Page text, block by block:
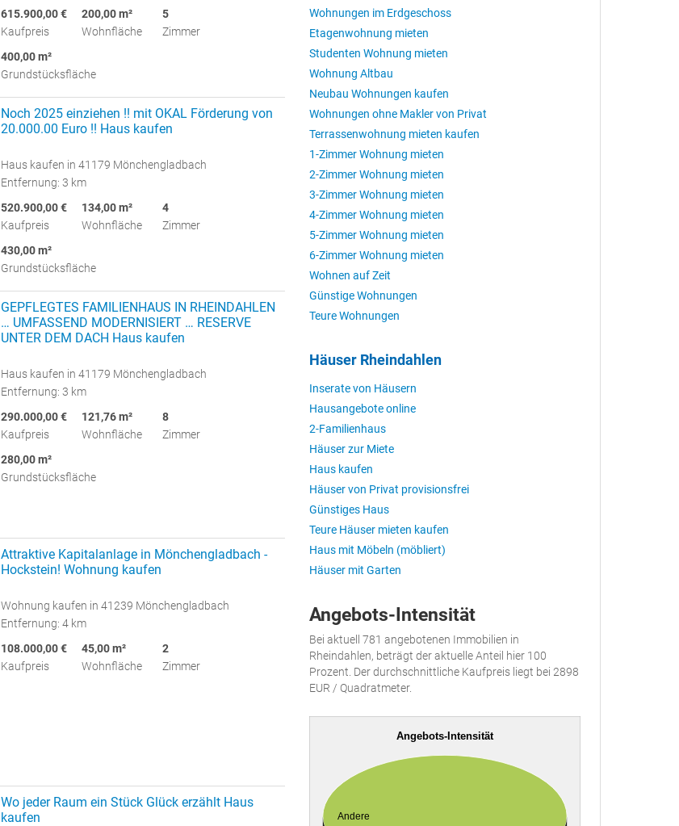
615.900,00 €
Kaufpreis
200,00 m²
Wohnfläche
5
Zimmer
400,00 m²
Grundstücksfläche
Noch 2025 einziehen !! mit OKAL Förderung von
20.000.00 Euro !! Haus kaufen
Haus kaufen in 41179 Mönchengladbach
Entfernung: 3 km
520.900,00 €
Kaufpreis
134,00 m²
Wohnfläche
4
Zimmer
430,00 m²
Grundstücksfläche
GEPFLEGTES FAMILIENHAUS IN RHEINDAHLEN
… UMFASSEND MODERNISIERT … RESERVE
UNTER DEM DACH Haus kaufen
Haus kaufen in 41179 Mönchengladbach
Entfernung: 3 km
290.000,00 €
Kaufpreis
121,76 m²
Wohnfläche
8
Zimmer
280,00 m²
Grundstücksfläche
Attraktive Kapitalanlage in Mönchengladbach -
Hockstein! Wohnung kaufen
Wohnung kaufen in 41239 Mönchengladbach
Entfernung: 4 km
108.000,00 €
Kaufpreis
45,00 m²
Wohnfläche
2
Zimmer
Wo jeder Raum ein Stück Glück erzählt Haus
kaufen
Wohnungen im Erdgeschoss
Etagenwohnung mieten
Studenten Wohnung mieten
Wohnung Altbau
Neubau Wohnungen kaufen
Wohnungen ohne Makler von Privat
Terrassenwohnung mieten kaufen
1-Zimmer Wohnung mieten
2-Zimmer Wohnung mieten
3-Zimmer Wohnung mieten
4-Zimmer Wohnung mieten
5-Zimmer Wohnung mieten
6-Zimmer Wohnung mieten
Wohnen auf Zeit
Günstige Wohnungen
Teure Wohnungen
Häuser Rheindahlen
Inserate von Häusern
Hausangebote online
2-Familienhaus
Häuser zur Miete
Haus kaufen
Häuser von Privat provisionsfrei
Günstiges Haus
Teure Häuser mieten kaufen
Haus mit Möbeln (möbliert)
Häuser mit Garten
Angebots-Intensität
Bei aktuell 781 angebotenen Immobilien in
Rheindahlen, beträgt der aktuelle Anteil hier 100
Prozent. Der durchschnittliche Kaufpreis liegt bei 2898
EUR / Quadratmeter.
Angebots-Intensität
Andere